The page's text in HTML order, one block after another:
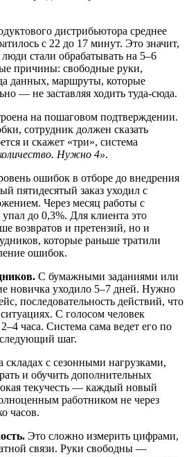
дистрибьютора среднее
с 22 до 17 минут. Это значит,
стали обрабатывать на 5–6
причины: свободные руки,
данных, маршруты, которые
— не заставляя ходить туда-сюда.
на пошаговом подтверждении.
сотрудник должен сказать
и скажет «три», система
Нужно 4».
ошибок в отборе до внедрения
пятидесятый заказ уходил с
Через месяц работы с
упал до 0,3%. Для клиента это
возвратов и претензий, но и
которые раньше тратили
ошибок.
С бумажными заданиями или
новичка уходило 5–7 дней. Нужно
последовательность действий, что
С голосом человек
часа. Система сама ведет его по
следующий шаг.
складах с сезонными нагрузками,
и обучить дополнительных
текучесть — каждый новый
работником не через
часов.
Это сложно измерить цифрами,
связи. Руки свободны —